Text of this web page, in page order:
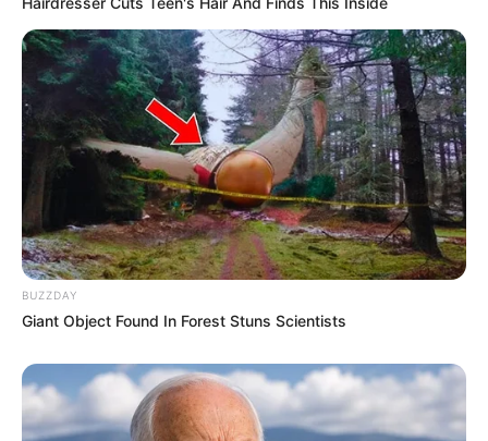
BUZZDAY
Giant Object Found In Forest Stuns Scientists